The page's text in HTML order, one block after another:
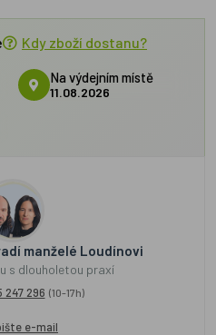
Kdy zboží dostanu?
Na výdejním místě
11.08.2026
manželé Loudínovi
s dlouholetou praxí
247 296 (10-17h)
e-mail